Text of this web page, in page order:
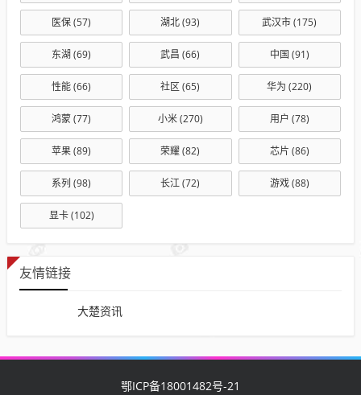
医保(57) 湖北(93) 武汉市(175)
东湖 (69) 武昌 (66) 中国 (91)
性能(66) 社区 (65) 华为 (220)
鸿蒙(77) 小米(270) 用户 (78)
苹果(89) 荣耀(82) 芯片 (86)
系列 (98) 长江(72) 游戏(88)
显卡(102)
友情链接
大楚资讯
鄂ICP备18001482号-21